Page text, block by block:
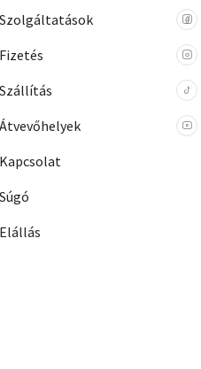
Szolgáltatások
Fizetés
Szállítás
Átvevőhelyek
Kapcsolat
Súgó
Elállás